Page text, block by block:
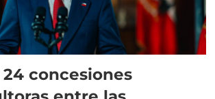
concesiones